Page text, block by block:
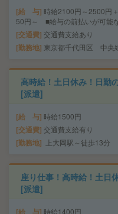
給 与 時給2100円～2500円
50円～ ■給与の前払いが可能
交通費 交通費支給あり
勤務地 東京都千代田区 中央
高時給！土日休み！日勤
[派遣]
給 与 時給1500円
交通費 交通費支給有り
勤務地 上大岡駅～徒歩13分
座り仕事！高時給！土日
[派遣]
給 与 時給1400円